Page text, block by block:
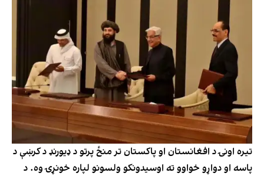
تیره اونۍ د افغانستان او پاکستان تر منځ پرتو د ډیورنډ د کرښې د
پاسه او دواړو خواوو ته اوسیدونکو ولسونو لپاره خونړۍ وه. د